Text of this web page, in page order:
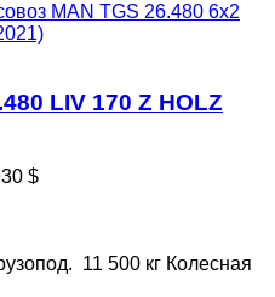
MAN TGS 26.480 6x2
LIV 170 Z HOLZ
$
11 500 кг Колесная